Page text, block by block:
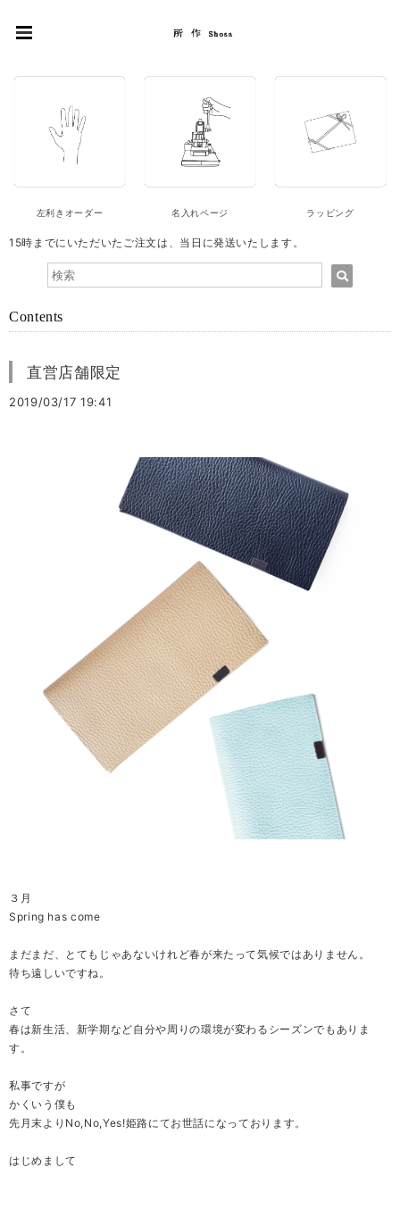
左利きオーダー 名入れページ ラッピング
15時までにいただいたご注文は、当日に発送いたします。
Contents
直営店舗限定
2019/03/17 19:41
３月
Spring has come
まだまだ、とてもじゃあないけれど春が来たって気候ではありません。
待ち遠しいですね。
さて
春は新生活、新学期など自分や周りの環境が変わるシーズンでもありま
す。
私事ですが
かくいう僕も
先月末よりNo,No,Yes!姫路にてお世話になっております。
はじめまして